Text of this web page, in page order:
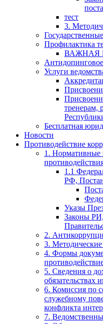
тест
3.
Профилактика
​ВАЖНАЯ
Услуги
тренерам,
Бесплатная
Новости
Противодействие
1. Нормативные
1.1
РФ,
Указы
Законы
2.
3.
4. Формы
5. Сведения о
обязательствах
6. Комиссия по
служебному
конфликта
7.